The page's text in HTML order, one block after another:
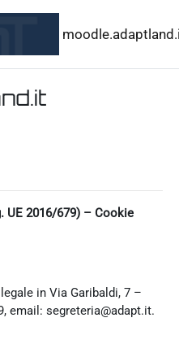
UE 2016/679) – Cookie
in Via Garibaldi, 7 –
email: segreteria@adapt.it.